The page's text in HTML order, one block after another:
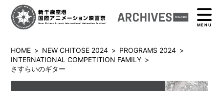
MENU
HOME > NEW CHITOSE 2024 > PROGRAMS 2024 >
INTERNATIONAL COMPETITION FAMILY >
さすらいのギター